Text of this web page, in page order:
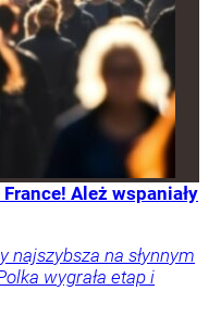
Ależ wspaniały
najszybsza na słynnym
wygrała etap i